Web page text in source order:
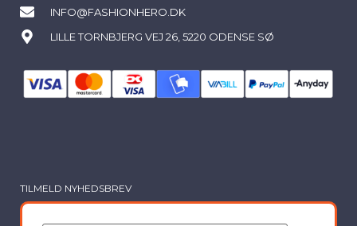
INFO@FASHIONHERO.DK
LILLE TORNBJERG VEJ 26, 5220 ODENSE SØ
TILMELD NYHEDSBREV